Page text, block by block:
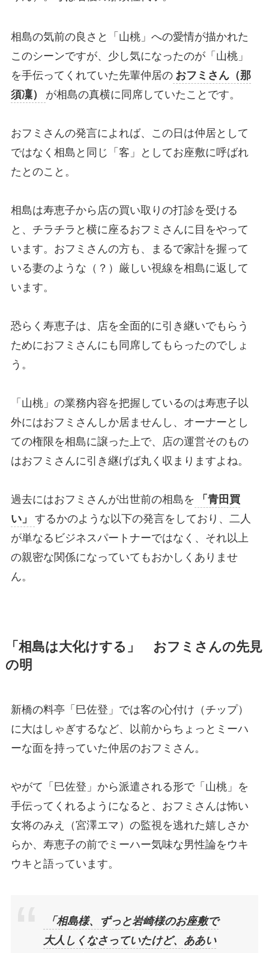
相島の気前の良さと「山桃」への愛情が描かれた
このシーンですが、少し気になったのが「山桃」
を手伝ってくれていた先輩仲居の おフミさん（那
須凜）
が相島の真横に同席していたことです。
おフミさんの発言によれば、この日は仲居として
ではなく相島と同じ「客」としてお座敷に呼ばれ
たとのこと。
相島は寿恵子から店の買い取りの打診を受ける
と、チラチラと横に座るおフミさんに目をやって
います。おフミさんの方も、まるで家計を握って
いる妻のような（？）厳しい視線を相島に返して
います。
恐らく寿恵子は、店を全面的に引き継いでもらう
ためにおフミさんにも同席してもらったのでしょ
う。
「山桃」の業務内容を把握しているのは寿恵子以
外にはおフミさんしか居ませんし、オーナーとし
ての権限を相島に譲った上で、店の運営そのもの
はおフミさんに引き継げば丸く収まりますよね。
過去にはおフミさんが出世前の相島を
「青田買
い」
するかのような以下の発言をしており、二人
が単なるビジネスパートナーではなく、それ以上
の親密な関係になっていてもおかしくありませ
ん。
「相島は大化けする」 おフミさんの先見
の明
新橋の料亭「巳佐登」では客の心付け（チップ）
に大はしゃぎするなど、以前からちょっとミーハ
ーな面を持っていた仲居のおフミさん。
やがて「巳佐登」から派遣される形で「山桃」を
手伝ってくれるようになると、おフミさんは怖い
女将のみえ（宮澤エマ）の監視を逃れた嬉しさか
らか、寿恵子の前でミーハー気味な男性論をウキ
ウキと語っています。
「相島様、ずっと岩崎様のお座敷で
大人しくなさっていたけど、ああい